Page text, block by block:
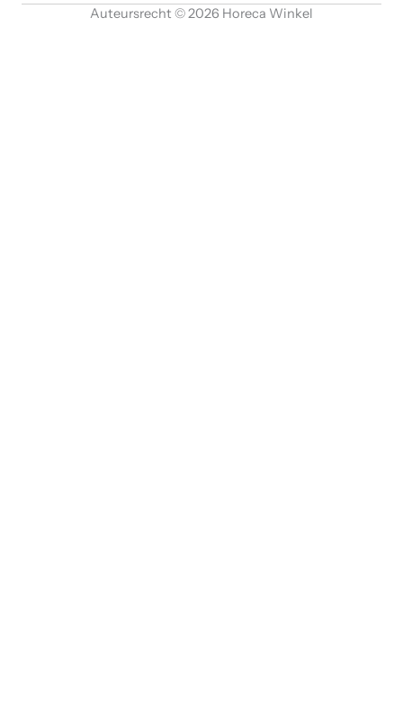
Auteursrecht © 2026 Horeca Winkel